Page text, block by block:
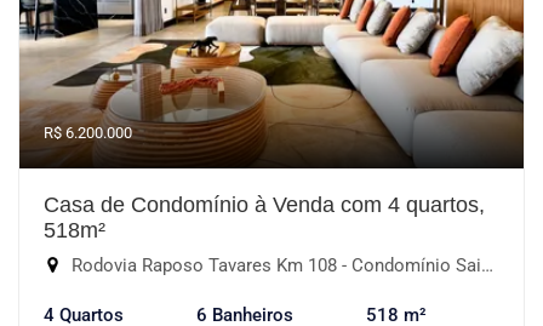
R$ 6.200.000
Casa de Condomínio à Venda com 4 quartos,
518m²
Rodovia Raposo Tavares Km 108 - Condomínio Saint Patrick, Sorocaba-SP
4 Quartos 6 Banheiros 518 m²